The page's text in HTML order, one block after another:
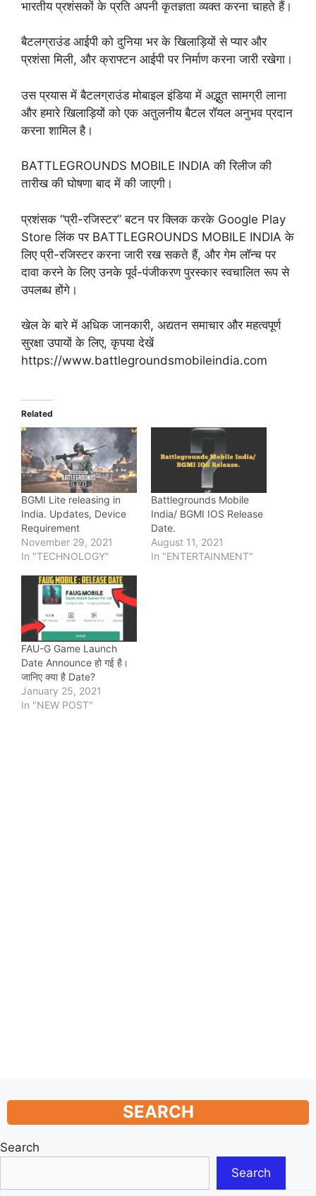
भारतीय प्रशंसकों के प्रति अपनी कृतज्ञता व्यक्त करना चाहते हैं।
बैटलग्राउंड आईपी को दुनिया भर के खिलाड़ियों से प्यार और
प्रशंसा मिली, और क्राफ्टन आईपी पर निर्माण करना जारी रखेगा।
उस प्रयास में बैटलग्राउंड मोबाइल इंडिया में अद्भुत सामग्री लाना
और हमारे खिलाड़ियों को एक अतुलनीय बैटल रॉयल अनुभव प्रदान
करना शामिल है।
BATTLEGROUNDS MOBILE INDIA की रिलीज की
तारीख की घोषणा बाद में की जाएगी।
प्रशंसक “प्री-रजिस्टर” बटन पर क्लिक करके Google Play
Store लिंक पर BATTLEGROUNDS MOBILE INDIA के
लिए प्री-रजिस्टर करना जारी रख सकते हैं, और गेम लॉन्च पर
दावा करने के लिए उनके पूर्व-पंजीकरण पुरस्कार स्वचालित रूप से
उपलब्ध होंगे।
खेल के बारे में अधिक जानकारी, अद्यतन समाचार और महत्वपूर्ण
सुरक्षा उपायों के लिए, कृपया देखें
https://www.battlegroundsmobileindia.com
Related
BGMI Lite releasing in
India. Updates, Device
Requirement
November 29, 2021
In "TECHNOLOGY"
Battlegrounds Mobile
India/ BGMI IOS Release
Date.
August 11, 2021
In "ENTERTAINMENT"
FAU-G Game Launch
Date Announce हो गई है।
जानिए क्या है Date?
January 25, 2021
In "NEW POST"
SEARCH
Search
Search